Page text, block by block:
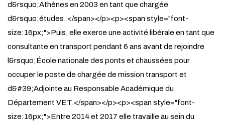
d&rsquo;Athènes en 2003 en tant que chargée
d&rsquo;études. </span></p><p><span style="font-
size:16px;">Puis, elle exerce une activité libérale en tant que
consultante en transport pendant 6 ans avant de rejoindre
l&rsquo;École nationale des ponts et chaussées pour
occuper le poste de chargée de mission transport et
d&#39;Adjointe au Responsable Académique du
Département VET.</span></p><p><span style="font-
size:16px;">Entre 2014 et 2017 elle travaille au sein du